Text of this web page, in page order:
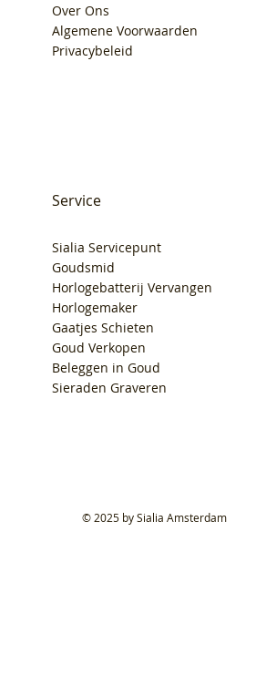
Over Ons
Algemene Voorwaarden
Privacybeleid
Service
Sialia Servicepunt
Goudsmid
Horlogebatterij Vervangen
Horlogemaker
Gaatjes Schieten
Goud Verkopen
Beleggen in Goud
Sieraden Graveren
© 2025 by Sialia Amsterdam